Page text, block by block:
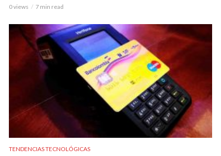
0 views 7 min read
TENDENCIAS TECNOLÓGICAS